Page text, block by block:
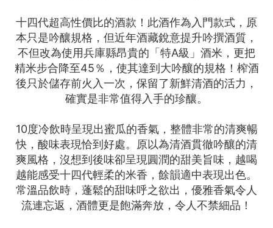
十四代超高性價比的酒款！此酒作為入門款式，原
本只是吟釀規格，但近年酒藏銳意提升吟撰酒質，
不但改為使用兵庫縣昂貴的「特A級」酒米，更把
精米步合降至45％，使其達到大吟釀的規格！榨酒
後只於儲存前火入一次，保留了新鮮清酒的活力，
確實是非常值得入手的珍釀。
10度冷飲時呈現出蜜瓜的香氣，整體非常的清爽暢
快，酸味表現恰到好處。原以為清酒貫徹吟釀的清
爽風格，沒想到後味卻呈現圓潤的甜美旨味，越喝
越能感受十四代輕柔的米香，餘韻適中表現出色。
常溫品飲時，蓬鬆的甜味呼之欲出，優雅香氣令人
流連忘返，酒體更是飽滿奔放，令人不禁細品！